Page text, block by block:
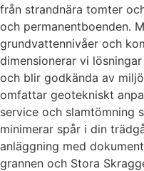
från strandnära tomter
och permanentboenden.
grundvattennivåer och
dimensionerar vi
och blir godkända av
omfattar geotekniskt
service och slamtömning
minimerar spår i din
anläggning med
grannen och Stora